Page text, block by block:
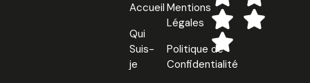
Accueil
Qui
Suis-
je
Mentions
Légales
Politique de
Confidentialité